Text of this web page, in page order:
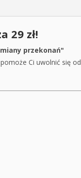
29 zł!
przekonań"
Ci uwolnić się od